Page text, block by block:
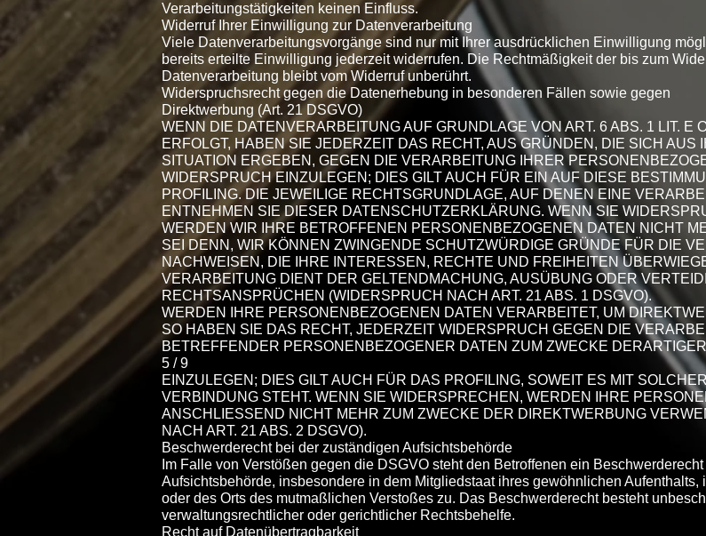
Verarbeitungstätigkeiten keinen Einfluss.
Widerruf Ihrer Einwilligung zur Datenverarbeitung
Viele Datenverarbeitungsvorgänge sind nur mit Ihrer ausdrücklichen Einwilligung
bereits erteilte Einwilligung jederzeit widerrufen. Die Rechtmäßigkeit der bis zum
Datenverarbeitung bleibt vom Widerruf unberührt.
Widerspruchsrecht gegen die Datenerhebung in besonderen Fällen sowie gegen
Direktwerbung (Art. 21 DSGVO)
WENN DIE DATENVERARBEITUNG AUF GRUNDLAGE VON ART. 6 ABS. 1 LIT. E
ERFOLGT, HABEN SIE JEDERZEIT DAS RECHT, AUS GRÜNDEN, DIE SICH AUS
SITUATION ERGEBEN, GEGEN DIE VERARBEITUNG IHRER
WIDERSPRUCH EINZULEGEN; DIES GILT AUCH FÜR EIN AUF DIESE
PROFILING. DIE JEWEILIGE RECHTSGRUNDLAGE, AUF DENEN EINE
ENTNEHMEN SIE DIESER DATENSCHUTZERKLÄRUNG. WENN SIE
WERDEN WIR IHRE BETROFFENEN PERSONENBEZOGENEN DATEN NICHT
SEI DENN, WIR KÖNNEN ZWINGENDE SCHUTZWÜRDIGE GRÜNDE FÜR DIE
NACHWEISEN, DIE IHRE INTERESSEN, RECHTE UND FREIHEITEN
VERARBEITUNG DIENT DER GELTENDMACHUNG, AUSÜBUNG ODER
RECHTSANSPRÜCHEN (WIDERSPRUCH NACH ART. 21 ABS. 1 DSGVO).
WERDEN IHRE PERSONENBEZOGENEN DATEN VERARBEITET, UM
SO HABEN SIE DAS RECHT, JEDERZEIT WIDERSPRUCH GEGEN DIE
BETREFFENDER PERSONENBEZOGENER DATEN ZUM ZWECKE
5 / 9
EINZULEGEN; DIES GILT AUCH FÜR DAS PROFILING, SOWEIT ES MIT
VERBINDUNG STEHT. WENN SIE WIDERSPRECHEN, WERDEN IHRE
ANSCHLIESSEND NICHT MEHR ZUM ZWECKE DER DIREKTWERBUNG
NACH ART. 21 ABS. 2 DSGVO).
Beschwerderecht bei der zuständigen Aufsichtsbehörde
Im Falle von Verstößen gegen die DSGVO steht den Betroffenen ein
Aufsichtsbehörde, insbesondere in dem Mitgliedstaat ihres gewöhnlichen Aufenthalts,
oder des Orts des mutmaßlichen Verstoßes zu. Das Beschwerderecht besteht
verwaltungsrechtlicher oder gerichtlicher Rechtsbehelfe.
Recht auf Datenübertragbarkeit